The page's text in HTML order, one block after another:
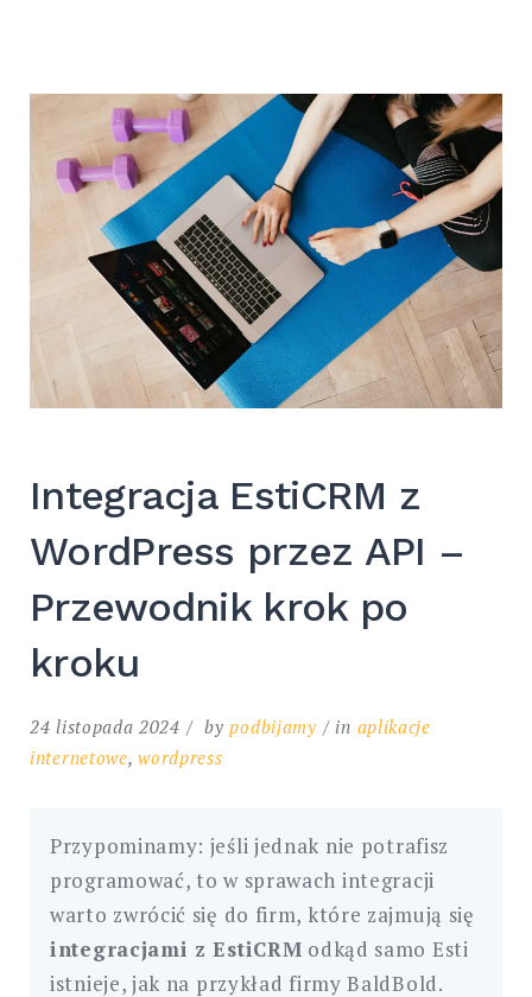
Integracja EstiCRM z
WordPress przez API –
Przewodnik krok po
kroku
24 listopada 2024 bypodbijamy in aplikacje
internetowe,wordpress
Przypominamy: jeśli jednak nie potrafisz
programować, to w sprawach integracji
warto zwrócić się do firm, które zajmują się
integracjami z EstiCRM odkąd samo Esti
istnieje, jak na przykład firmy BaldBold.